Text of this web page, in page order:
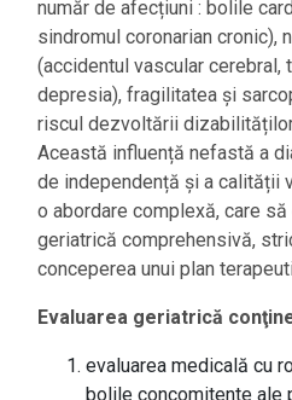
număr de afecțiuni : bolile
sindromul coronarian cronic),
(accidentul vascular cerebral,
depresia), fragilitatea și
riscul dezvoltării
Această influență nefastă a
de independență și a calității
o abordare complexă, care
geriatrică comprehensivă,
conceperea unui plan
Evaluarea geriatrică
evaluarea medicală cu
bolile concomitente ale